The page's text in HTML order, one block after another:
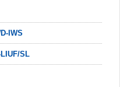
IWS
SL